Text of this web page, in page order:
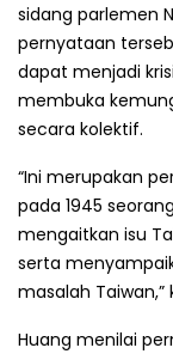
sidang parlemen
pernyataan
dapat menjadi
membuka
secara kolektif.
“Ini merupakan
pada 1945
mengaitkan isu
serta
masalah Taiwan,”
Huang menilai